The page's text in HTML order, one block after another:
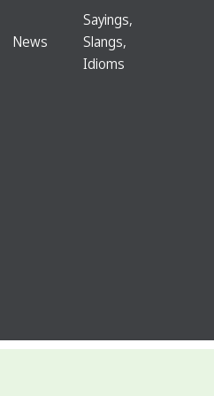
News
Sayings,
Slangs,
Idioms